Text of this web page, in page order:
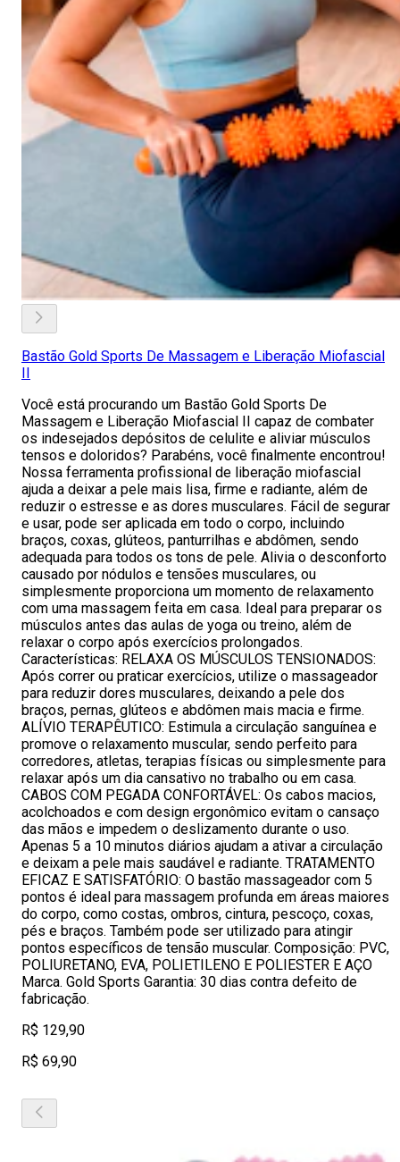
Bastão Gold Sports De Massagem e Liberação Miofascial
II
Você está procurando um Bastão Gold Sports De
Massagem e Liberação Miofascial II capaz de combater
os indesejados depósitos de celulite e aliviar músculos
tensos e doloridos? Parabéns, você finalmente encontrou!
Nossa ferramenta profissional de liberação miofascial
ajuda a deixar a pele mais lisa, firme e radiante, além de
reduzir o estresse e as dores musculares. Fácil de segurar
e usar, pode ser aplicada em todo o corpo, incluindo
braços, coxas, glúteos, panturrilhas e abdômen, sendo
adequada para todos os tons de pele. Alivia o desconforto
causado por nódulos e tensões musculares, ou
simplesmente proporciona um momento de relaxamento
com uma massagem feita em casa. Ideal para preparar os
músculos antes das aulas de yoga ou treino, além de
relaxar o corpo após exercícios prolongados.
Características: RELAXA OS MÚSCULOS TENSIONADOS:
Após correr ou praticar exercícios, utilize o massageador
para reduzir dores musculares, deixando a pele dos
braços, pernas, glúteos e abdômen mais macia e firme.
ALÍVIO TERAPÊUTICO: Estimula a circulação sanguínea e
promove o relaxamento muscular, sendo perfeito para
corredores, atletas, terapias físicas ou simplesmente para
relaxar após um dia cansativo no trabalho ou em casa.
CABOS COM PEGADA CONFORTÁVEL: Os cabos macios,
acolchoados e com design ergonômico evitam o cansaço
das mãos e impedem o deslizamento durante o uso.
Apenas 5 a 10 minutos diários ajudam a ativar a circulação
e deixam a pele mais saudável e radiante. TRATAMENTO
EFICAZ E SATISFATÓRIO: O bastão massageador com 5
pontos é ideal para massagem profunda em áreas maiores
do corpo, como costas, ombros, cintura, pescoço, coxas,
pés e braços. Também pode ser utilizado para atingir
pontos específicos de tensão muscular. Composição: PVC,
POLIURETANO, EVA, POLIETILENO E POLIESTER E AÇO
Marca. Gold Sports Garantia: 30 dias contra defeito de
fabricação.
R$ 129,90
R$ 69,90